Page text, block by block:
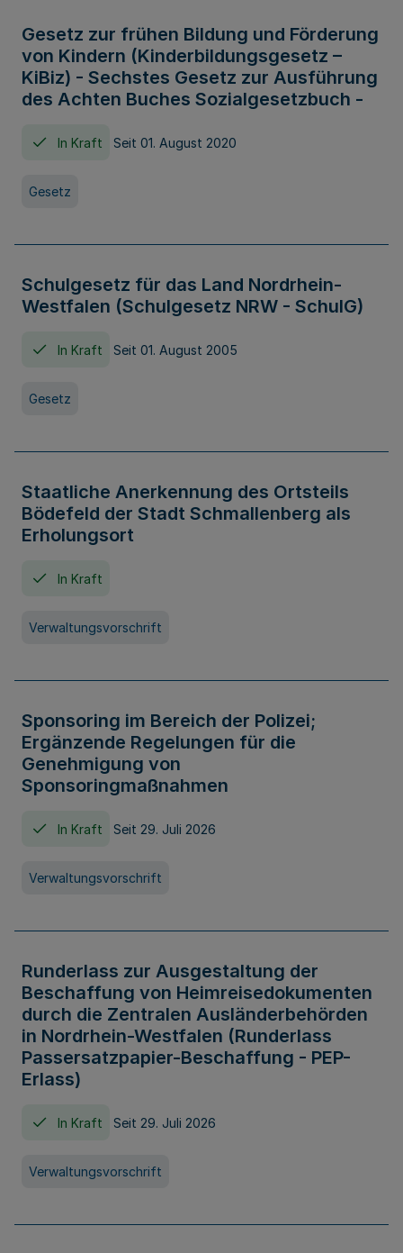
Gesetz zur frühen Bildung und Förderung
von Kindern (Kinderbildungsgesetz –
KiBiz) - Sechstes Gesetz zur Ausführung
des Achten Buches Sozialgesetzbuch -
In Kraft Seit 01. August 2020
Gesetz
Schulgesetz für das Land Nordrhein-
Westfalen (Schulgesetz NRW - SchulG)
In Kraft Seit 01. August 2005
Gesetz
Staatliche Anerkennung des Ortsteils
Bödefeld der Stadt Schmallenberg als
Erholungsort
In Kraft
Verwaltungsvorschrift
Sponsoring im Bereich der Polizei;
Ergänzende Regelungen für die
Genehmigung von
Sponsoringmaßnahmen
In Kraft Seit 29. Juli 2026
Verwaltungsvorschrift
Runderlass zur Ausgestaltung der
Beschaffung von Heimreisedokumenten
durch die Zentralen Ausländerbehörden
in Nordrhein-Westfalen (Runderlass
Passersatzpapier-Beschaffung - PEP-
Erlass)
In Kraft Seit 29. Juli 2026
Verwaltungsvorschrift